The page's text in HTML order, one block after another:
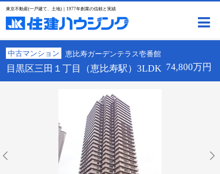
東京不動産(一戸建て、土地)｜1977年創業の信頼と実績
中古マンション 恵比寿ガーデンテラス壱番館
目黒区三田１丁目（恵比寿駅）3LDK 74,800万円